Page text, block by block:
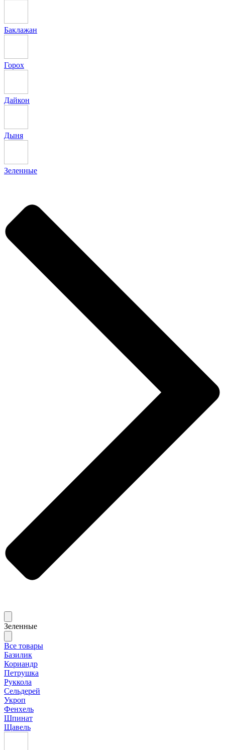
Баклажан
Горох
Дайкон
Дыня
Зеленные
Зеленные
Все товары
Базилик
Кориандр
Петрушка
Руккола
Сельдерей
Укроп
Фенхель
Шпинат
Щавель